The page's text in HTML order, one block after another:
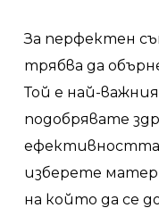
НА
За перфектен
трябва да
Той е най-
подобрявате
ефективността
изберете
на който да се